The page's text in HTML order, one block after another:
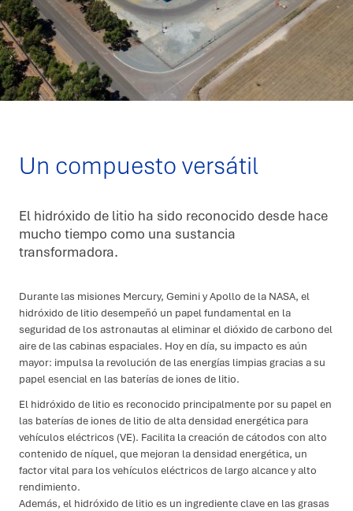
Un compuesto versátil
El hidróxido de litio ha sido reconocido desde hace
mucho tiempo como una sustancia
transformadora.
Durante las misiones Mercury, Gemini y Apollo de la NASA, el
hidróxido de litio desempeñó un papel fundamental en la
seguridad de los astronautas al eliminar el dióxido de carbono del
aire de las cabinas espaciales. Hoy en día, su impacto es aún
mayor: impulsa la revolución de las energías limpias gracias a su
papel esencial en las baterías de iones de litio.
El hidróxido de litio es reconocido principalmente por su papel en
las baterías de iones de litio de alta densidad energética para
vehículos eléctricos (VE). Facilita la creación de cátodos con alto
contenido de níquel, que mejoran la densidad energética, un
factor vital para los vehículos eléctricos de largo alcance y alto
rendimiento.
Además, el hidróxido de litio es un ingrediente clave en las grasas